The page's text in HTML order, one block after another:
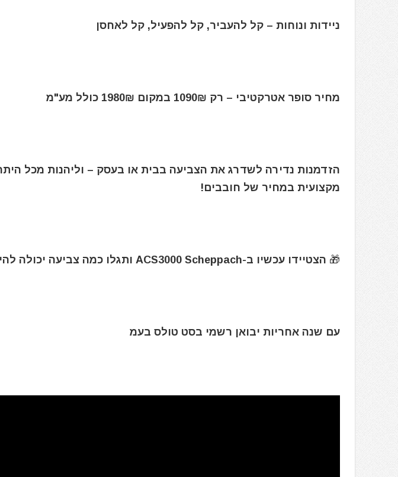
ניידות ונוחות – קל להעביר, קל להפעיל, קל לאחסן
מחיר סופר אטרקטיבי – רק 1090₪ במקום 1980₪ כולל מע"מ
הזדמנות נדירה לשדרג את הצביעה בבית או בעסק – וליהנות מכל
מקצועית במחיר של חובבים!
🎁 הצטיידו עכשיו ב-ACS3000 Scheppach ותגלו כמה צביעה יכולה להיות קלה, מהירה ומדויקת!
עם שנה אחריות יבואן רשמי בסט טולס בעמ